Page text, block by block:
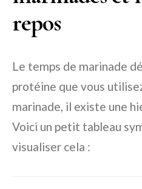
repos
Le temps de marinade
protéine que vous
marinade, il existe une
Voici un petit tableau
visualiser cela :